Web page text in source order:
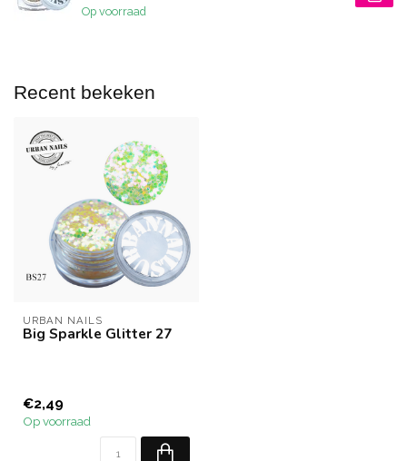
Op voorraad
Recent bekeken
URBAN NAILS
Big Sparkle Glitter 27
€2,49
Op voorraad